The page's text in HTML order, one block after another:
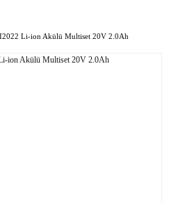
Li-ion Akülü Multiset 20V 2.0Ah